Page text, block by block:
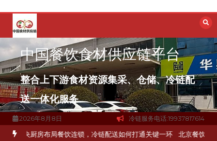
容
中国餐饮食材供应链平台
整合上下游食材资源集采、仓储、冷链配
送一体化服务
2026年8月8日 冷链服务电话:19937817614
品食材流通难题？ 杭州中央厨房布局餐饮连锁，冷链配送如何打通关